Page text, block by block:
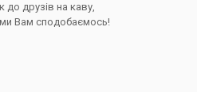
до друзів на каву,
Вам сподобаємось!